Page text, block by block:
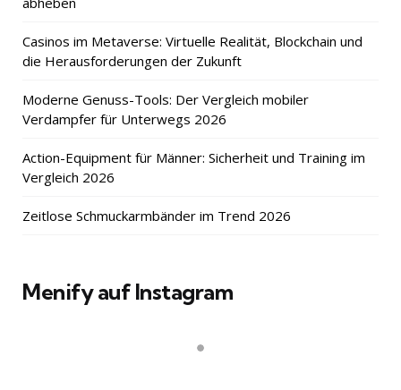
Casinos im Metaverse: Virtuelle Realität, Blockchain und
die Herausforderungen der Zukunft
Moderne Genuss-Tools: Der Vergleich mobiler
Verdampfer für Unterwegs 2026
Action-Equipment für Männer: Sicherheit und Training im
Vergleich 2026
Zeitlose Schmuckarmbänder im Trend 2026
Menify auf Instagram